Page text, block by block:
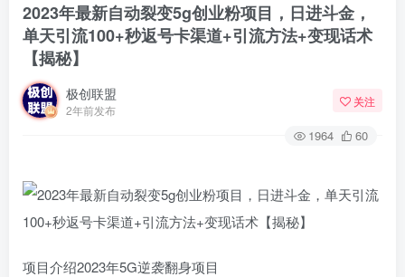
2023年最新自动裂变5g创业粉项目，日进斗金，
单天引流100+秒返号卡渠道+引流方法+变现话术
【揭秘】
极创联盟
2年前发布
关注
1964 60
项目介绍2023年5G逆袭翻身项目